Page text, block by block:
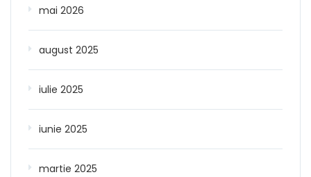
mai 2026
august 2025
iulie 2025
iunie 2025
martie 2025